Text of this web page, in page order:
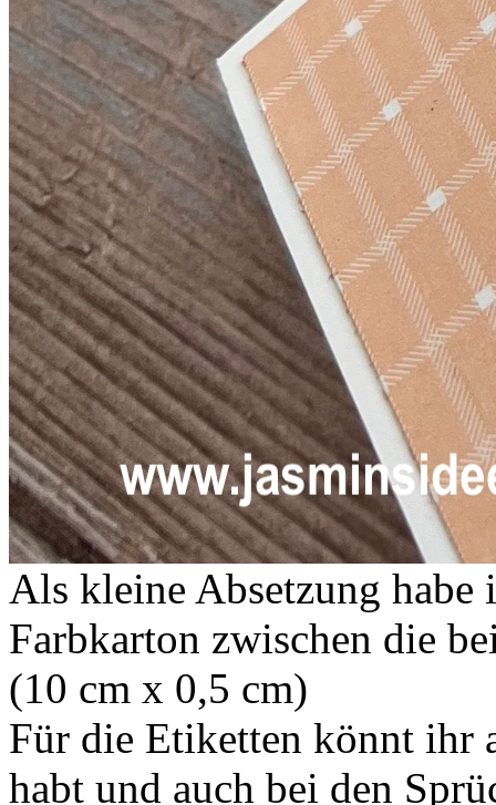
Als kleine Absetzung habe
Farbkarton zwischen die
(10 cm x 0,5 cm)
Für die Etiketten könnt ihr
habt und auch bei den